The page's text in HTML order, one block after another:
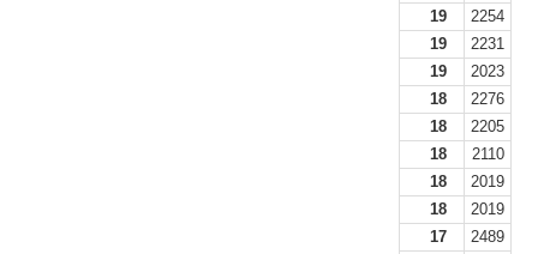
19
2254
19
2231
19
2023
18
2276
18
2205
18
2110
18
2019
18
2019
17
2489